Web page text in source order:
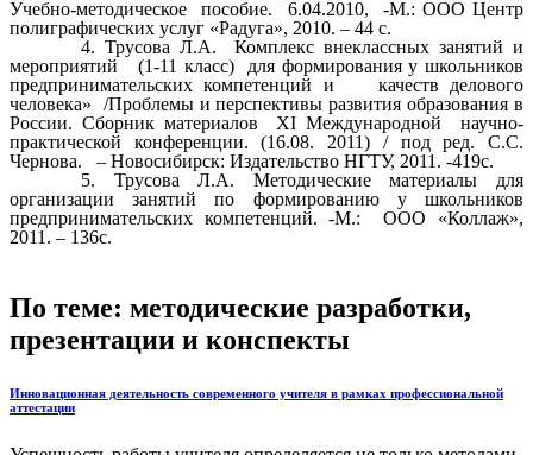
Учебно-методическое пособие. 6.04.2010, -М.: ООО Центр
полиграфических услуг «Радуга», 2010. – 44 с.
Трусова Л.А. Комплекс внеклассных занятий и
мероприятий (1-11 класс) для формирования у школьников
предпринимательских компетенций и качеств делового
человека» /Проблемы и перспективы развития образования в
России. Сборник материалов ХI Международной научно-
практической конференции. (16.08. 2011) / под ред. С.С.
Чернова. – Новосибирск: Издательство НГТУ, 2011. -419с.
Трусова Л.А. Методические материалы для
организации занятий по формированию у школьников
предпринимательских компетенций. -М.: ООО «Коллаж»,
2011. – 136с.
По теме: методические разработки,
презентации и конспекты
Инновационная деятельность современного учителя в рамках профессиональной
аттестации